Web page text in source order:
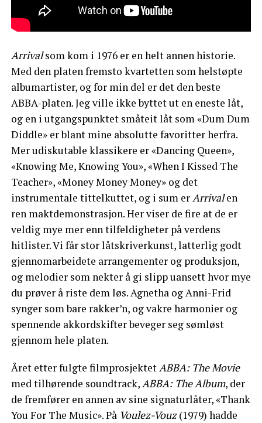
Arrivalsom kom i 1976 er en helt annen historie.
Med den platen fremsto kvartetten som helstøpte
albumartister, og for min del er det den beste
ABBA-platen. Jeg ville ikke byttet ut en eneste låt,
og en i utgangspunktet småteit låt som «Dum Dum
Diddle» er blant mine absolutte favoritter herfra.
Mer udiskutable klassikere er «Dancing Queen»,
«Knowing Me, Knowing You», «When I Kissed The
Teacher», «Money Money Money» og det
instrumentale tittelkuttet, og i sum erArrivalen
ren maktdemonstrasjon. Her viser de fire at de er
veldig mye mer enn tilfeldigheter på verdens
hitlister. Vi får stor låtskriverkunst, latterlig godt
gjennomarbeidete arrangementer og produksjon,
og melodier som nekter å gi slipp uansett hvor mye
du prøver å riste dem løs. Agnetha og Anni-Frid
synger som bare rakker’n, og vakre harmonier og
spennende akkordskifter beveger seg sømløst
gjennom hele platen.
Året etter fulgte filmprosjektetABBA: The Movie
med tilhørende soundtrack,ABBA: The Album, der
de fremfører en annen av sine signaturlåter, «Thank
You For The Music». På Voulez-Vouz(1979) hadde